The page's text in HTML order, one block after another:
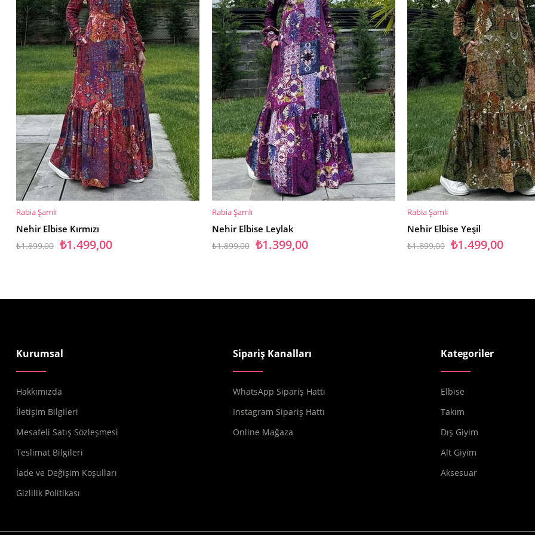
SEPETE EKLE
Rabia Şamlı
Nehir Elbise Kırmızı
₺1.499,00
₺1.899,00
SEPETE EKLE
Rabia Şamlı
Nehir Elbise Leylak
₺1.399,00
₺1.899,00
SEPETE EKLE
Rabia Şamlı
Nehir Elbise Yeşil
₺1.499,00
₺1.899,00
Kurumsal
Hakkımızda
İletişim Bilgileri
Mesafeli Satış Sözleşmesi
Teslimat Bilgileri
İade ve Değişim Koşulları
Gizlilik Politikası
Sipariş Kanalları
WhatsApp Sipariş Hattı
Instagram Sipariş Hattı
Online Mağaza
Kategoriler
Elbise
Takım
Dış Giyim
Alt Giyim
Aksesuar